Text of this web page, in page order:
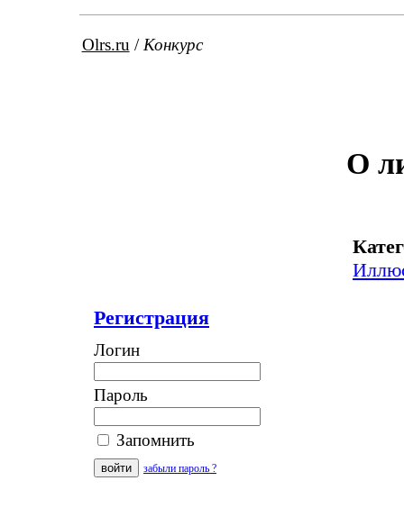
Olrs.ru / Конкурс
Регистрация
Логин
Пароль
Запомнить
забыли пароль ?
О